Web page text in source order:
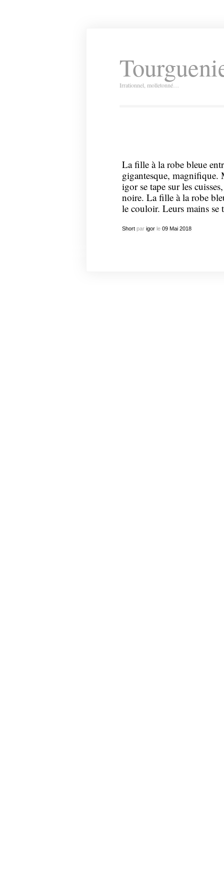
Irrationnel, molletonné…
La fille à la robe bleue
gigantesque, magnifique.
igor se tape sur les
noire. La fille à la robe
le couloir. Leurs mains se
Shortpar igorle 09 Mai 2018